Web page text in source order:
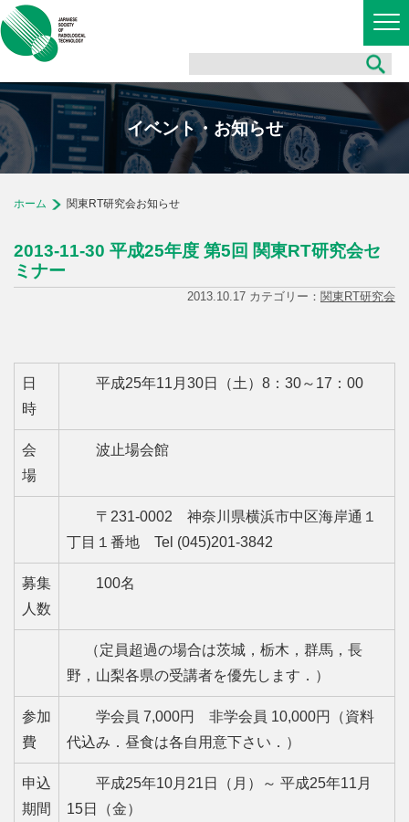
イベント・お知らせ
ホーム 関東RT研究会お知らせ
2013-11-30 平成25年度 第5回 関東RT研究会セ
ミナー
2013.10.17 カテゴリー： 関東RT研究会
日
時
平成25年11月30日（土）8：30～17：00
会
場
波止場会館
〒231-0002 神奈川県横浜市中区海岸通１
丁目１番地 Tel (045)201-3842
募集
人数
100名
（定員超過の場合は茨城，栃木，群馬，長
野，山梨各県の受講者を優先します．）
参加
費
学会員 7,000円 非学会員 10,000円（資料
代込み．昼食は各自用意下さい．）
申込
期間
平成25年10月21日（月）～ 平成25年11月
15日（金）